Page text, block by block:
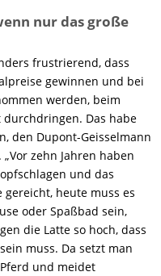
nur das große
frustrierend, dass
gewinnen und bei
werden, beim
Das habe
den Dupont-Geisselmann
zehn Jahren haben
und das
heute muss es
oder Spaßbad sein,
die Latte so hoch, dass
muss. Da setzt man
und meidet